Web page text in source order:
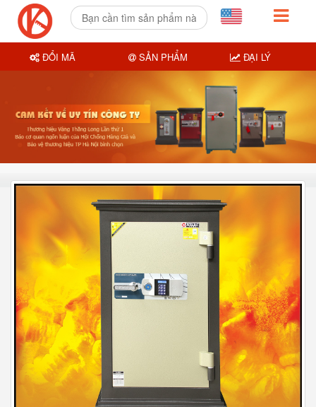
ĐỔI MÃ SẢN PHẨM ĐẠI LÝ